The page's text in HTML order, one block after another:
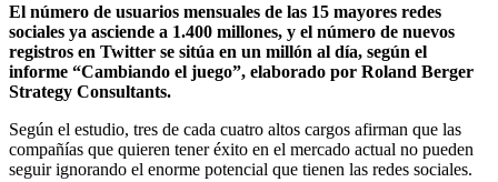
El número de usuarios mensuales de las 15 mayores redes
sociales ya asciende a 1.400 millones, y el número de nuevos
registros en Twitter se sitúa en un millón al día, según el
informe “Cambiando el juego”, elaborado por Roland Berger
Strategy Consultants.
Según el estudio, tres de cada cuatro altos cargos afirman que las
compañías que quieren tener éxito en el mercado actual no pueden
seguir ignorando el enorme potencial que tienen las redes sociales.